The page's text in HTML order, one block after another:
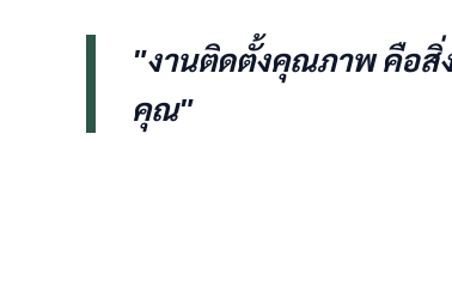
"งานติดตั้งคุณภาพ คือสิ่
คุณ"